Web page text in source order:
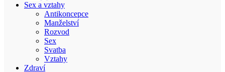
Sex a vztahy
Antikoncepce
Manželství
Rozvod
Sex
Svatba
Vztahy
Zdraví